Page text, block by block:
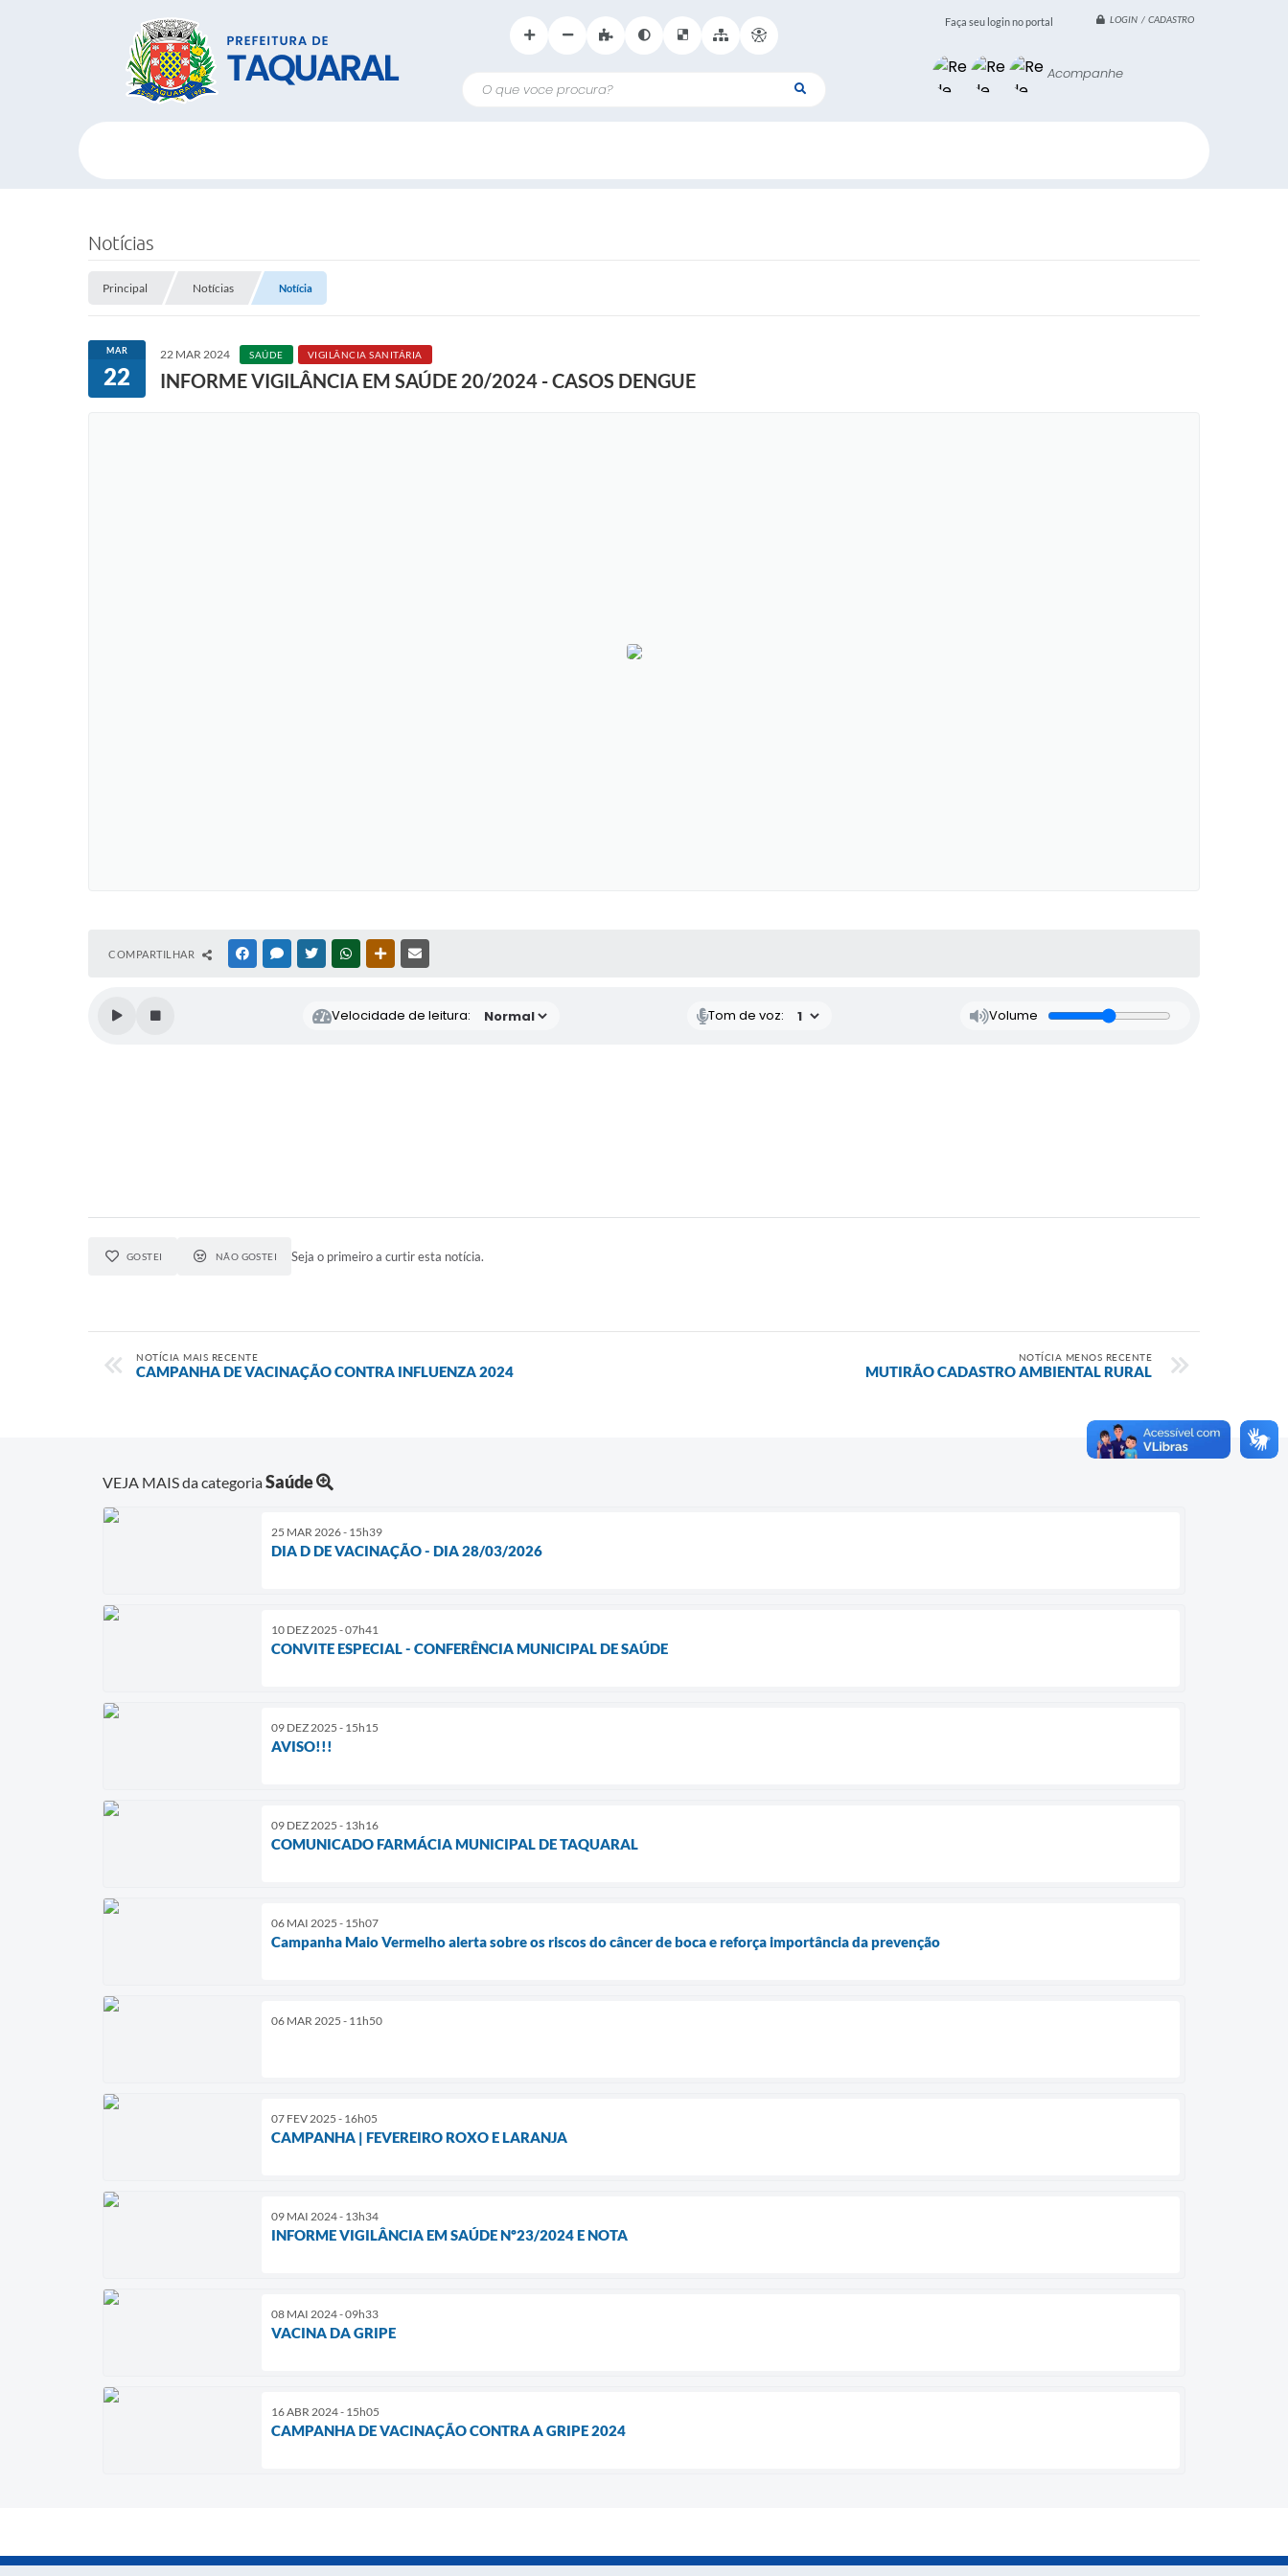
Faça seu login no portal LOGIN / CADASTRO
O que voce procura?
Acompanhe
Notícias
Principal Notícias Notícia
MAR
22
22 MAR 2024 SAÚDE VIGILÂNCIA SANITÁRIA
INFORME VIGILÂNCIA EM SAÚDE 20/2024 - CASOS DENGUE
COMPARTILHAR FACEBOOKMESSENGER
TWITTERWHATSAPPOUTRAS MÍDIAS
Velocidade de leitura: Tom de voz: Volume
GOSTEI NÃO GOSTEI Seja o primeiro a curtir esta notícia.
NOTÍCIA MAIS RECENTE
CAMPANHA DE VACINAÇÃO CONTRA INFLUENZA 2024
NOTÍCIA MENOS RECENTE
MUTIRÃO CADASTRO AMBIENTAL RURAL
VEJA MAIS da categoriaSaúde
25 MAR 2026 - 15h39
DIA D DE VACINAÇÃO - DIA 28/03/2026
10 DEZ 2025 - 07h41
CONVITE ESPECIAL - CONFERÊNCIA MUNICIPAL DE SAÚDE
09 DEZ 2025 - 15h15
AVISO!!!
09 DEZ 2025 - 13h16
COMUNICADO FARMÁCIA MUNICIPAL DE TAQUARAL
06 MAI 2025 - 15h07
Campanha Maio Vermelho alerta sobre os riscos do câncer de boca e reforça importância da prevenção
06 MAR 2025 - 11h50
07 FEV 2025 - 16h05
CAMPANHA | FEVEREIRO ROXO E LARANJA
09 MAI 2024 - 13h34
INFORME VIGILÂNCIA EM SAÚDE Nº23/2024 E NOTA
08 MAI 2024 - 09h33
VACINA DA GRIPE
16 ABR 2024 - 15h05
CAMPANHA DE VACINAÇÃO CONTRA A GRIPE 2024